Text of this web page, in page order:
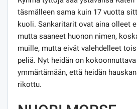
täsmälleen sama kuin 17 vuotta
kuoli. Sankaritarit ovat aina olleet
mutta saaneet huonon nimen,
muille, mutta eivät valehdelleet
peliä. Nyt heidän on
ymmärtämään, että heidän
rikottu.